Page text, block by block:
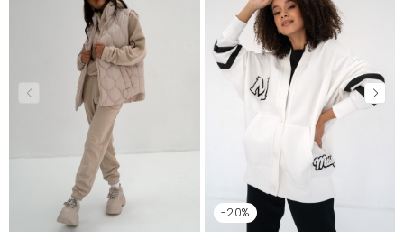
Spódniczka bardzo króciutka , cieniutka, ale nie
prześwituje. Razem z golfem prezentuje się super.
2024-11-29
Mosquito zamieszcza wyłącznie zweryfikowane opinie
Klientów. Po moderacji publikujemy zarówno pozytywne, jak i
negatywne opinie. Więcej informacji znajdziesz w naszym
Regulaminie.
Zgłoś nielegalną treść
-20%